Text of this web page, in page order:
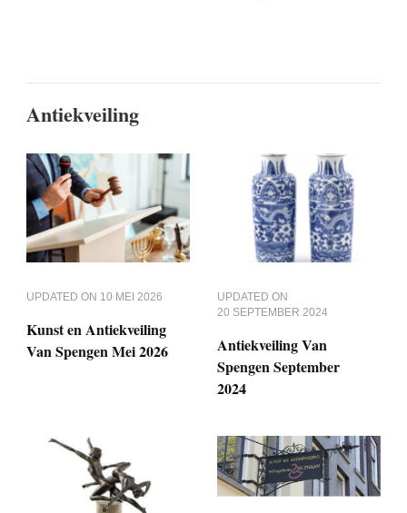
Antiekveiling
UPDATED ON 10 MEI 2026
Kunst en Antiekveiling
Van Spengen Mei 2026
UPDATED ON
20 SEPTEMBER 2024
Antiekveiling Van
Spengen September
2024